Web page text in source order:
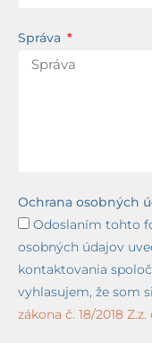
Správa
Ochrana osobných
Odoslaním tohto
osobných údajov
kontaktovania
vyhlasujem, že som si
zákona č. 18/2018